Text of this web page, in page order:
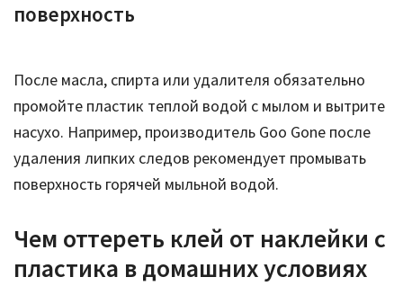
поверхность
После масла, спирта или удалителя обязательно
промойте пластик теплой водой с мылом и вытрите
насухо. Например, производитель Goo Gone после
удаления липких следов рекомендует промывать
поверхность горячей мыльной водой.
Чем оттереть клей от наклейки с
пластика в домашних условиях